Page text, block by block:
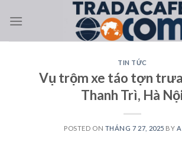
TIN TỨC
Vụ trộm xe táo tợn
Thanh Trì, Hà
POSTED ON THÁNG 7 27, 2025 BY